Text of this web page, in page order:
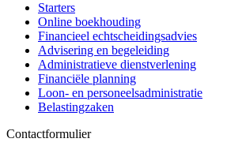
Starters
Online boekhouding
Financieel echtscheidingsadvies
Advisering en begeleiding
Administratieve dienstverlening
Financiële planning
Loon- en personeelsadministratie
Belastingzaken
Contactformulier